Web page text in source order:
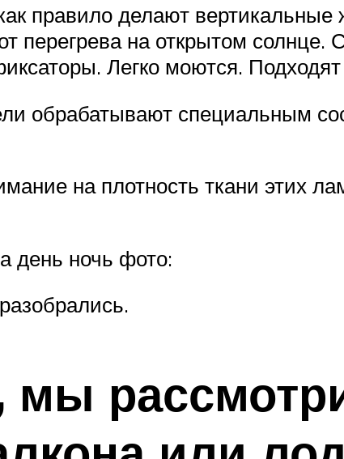
правило делают
на открытом солнце.
Легко моются.
обрабатывают специальным
на плотность ткани этих
день ночь фото:
мы